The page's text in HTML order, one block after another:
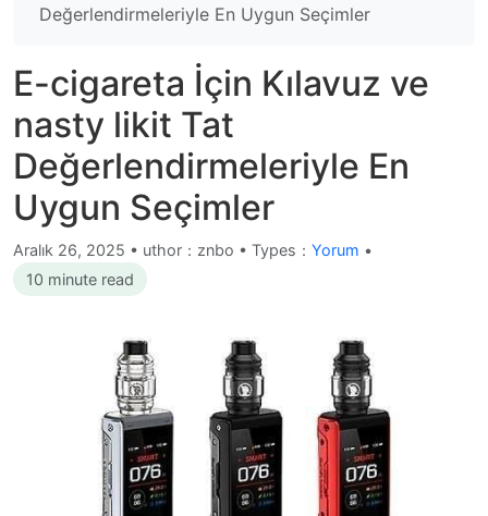
Değerlendirmeleriyle En Uygun Seçimler
E-cigareta İçin Kılavuz ve
nasty likit Tat
Değerlendirmeleriyle En
Uygun Seçimler
Aralık 26, 2025 • uthor：znbo • Types： Yorum •
10 minute read